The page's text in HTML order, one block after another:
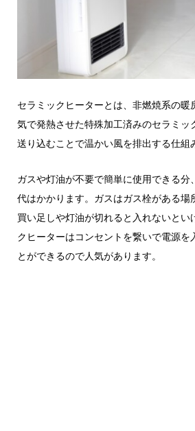
セラミックヒーターとは、非燃焼系の暖
気で発熱させた特殊加工済みのセラミッ
送り込むことで温かい風を排出する仕組
ガスや灯油が不要で簡単に使用できる分
代はかかります。ガスはガス栓がある場
買い足しや灯油が切れると入れないとい
クヒーターはコンセントを繋いで電源を
とができるので人気があります。